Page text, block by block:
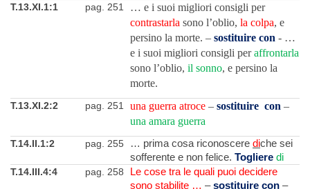
T.13.XI.1:1 pag. 251
… e i suoi migliori consigli per
contrastarla sono l’oblio, la colpa, e
persino la morte. – sostituire con - …
e i suoi migliori consigli peraffrontarla
sono l’oblio, il sonno, e persino la
morte.
T.13.XI.2:2 pag. 251 una guerra atroce – sostituire con –
una amara guerra
T.14.II.1:2 pag. 255 … prima cosa riconoscere diche sei
sofferente e non felice. Togliere di
T.14.III.4:4
pag. 258
Le cose tra le quali puoi decidere
sono stabilite … –sostituire con –